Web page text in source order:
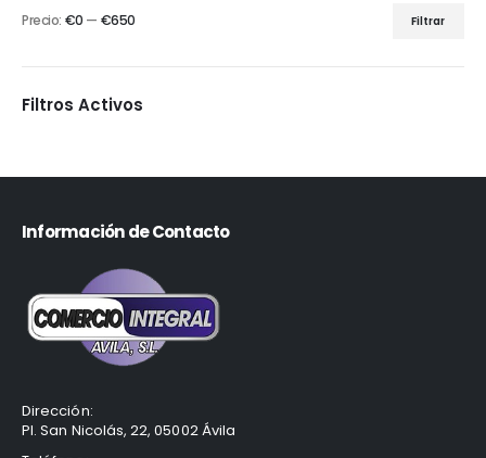
Filtrar
Precio: €0 — €650
Filtros Activos
Información de Contacto
Dirección:
Pl. San Nicolás, 22, 05002 Ávila